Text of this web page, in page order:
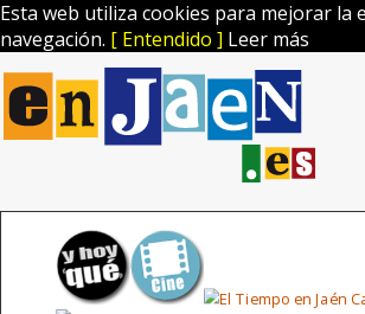
Esta web utiliza cookies para mejorar la
navegación. [ Entendido ] Leer más